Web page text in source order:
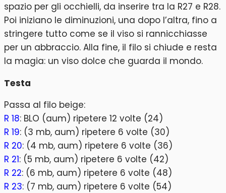
spazio per gli occhielli, da inserire tra la R27 e R28.
Poi iniziano le diminuzioni, una dopo l’altra, fino a
stringere tutto come se il viso si rannicchiasse
per un abbraccio. Alla fine, il filo si chiude e resta
la magia: un viso dolce che guarda il mondo.
Testa
Passa al filo beige:
R 18: BLO (aum) ripetere 12 volte (24)
R 19: (3 mb, aum) ripetere 6 volte (30)
R 20: (4 mb, aum) ripetere 6 volte (36)
R 21: (5 mb, aum) ripetere 6 volte (42)
R 22: (6 mb, aum) ripetere 6 volte (48)
R 23: (7 mb, aum) ripetere 6 volte (54)